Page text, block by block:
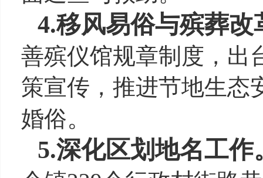
4.移风易俗与殡葬改
善殡仪馆规章制度，出
策宣传，推进节地生态
婚俗。
5.深化区划地名工作